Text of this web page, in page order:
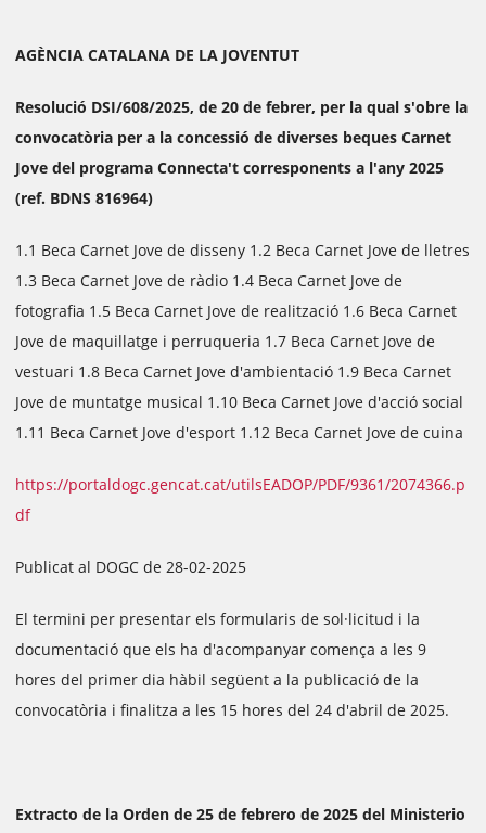
AGÈNCIA CATALANA DE LA JOVENTUT
Resolució DSI/608/2025, de 20 de febrer, per la qual s'obre la
convocatòria per a la concessió de diverses beques Carnet
Jove del programa Connecta't corresponents a l'any 2025
(ref. BDNS 816964)
1.1 Beca Carnet Jove de disseny 1.2 Beca Carnet Jove de lletres
1.3 Beca Carnet Jove de ràdio 1.4 Beca Carnet Jove de
fotografia 1.5 Beca Carnet Jove de realització 1.6 Beca Carnet
Jove de maquillatge i perruqueria 1.7 Beca Carnet Jove de
vestuari 1.8 Beca Carnet Jove d'ambientació 1.9 Beca Carnet
Jove de muntatge musical 1.10 Beca Carnet Jove d'acció social
1.11 Beca Carnet Jove d'esport 1.12 Beca Carnet Jove de cuina
https://portaldogc.gencat.cat/utilsEADOP/PDF/9361/2074366.p
df
Publicat al DOGC de 28-02-2025
El termini per presentar els formularis de sol·licitud i la
documentació que els ha d'acompanyar comença a les 9
hores del primer dia hàbil següent a la publicació de la
convocatòria i finalitza a les 15 hores del 24 d'abril de 2025.
Extracto de la Orden de 25 de febrero de 2025 del Ministerio